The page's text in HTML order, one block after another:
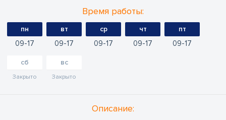
Время работы:
пн
09 17
вт
09 17
ср
09 17
чт
09 17
пт
09 17
сб
Закрыто
вс
Закрыто
Oписание: